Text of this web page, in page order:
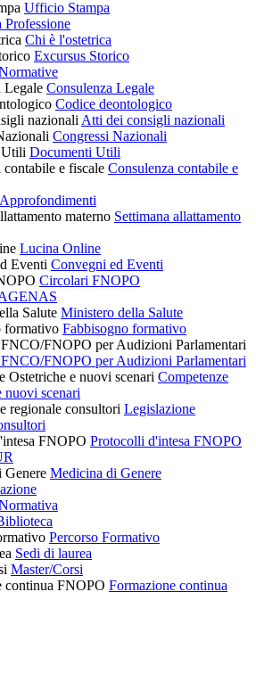
Ufficio Stampa
Professione
Chi è l'ostetrica
Excursus Storico
Legale Consulenza Legale
Codice deontologico
nazionali Atti dei consigli nazionali
Congressi Nazionali
Documenti Utili
contabile e fiscale Consulenza contabile e
Approfondimenti
materno Settimana allattamento
Lucina Online
Eventi Convegni ed Eventi
Circolari FNOPO
Salute Ministero della Salute
formativo Fabbisogno formativo
FNOPO per Audizioni Parlamentari
FNOPO per Audizioni Parlamentari
Ostetriche e nuovi scenari Competenze
nuovi scenari
regionale consultori Legislazione
FNOPO Protocolli d'intesa FNOPO
Genere Medicina di Genere
Percorso Formativo
Sedi di laurea
Master/Corsi
continua FNOPO Formazione continua